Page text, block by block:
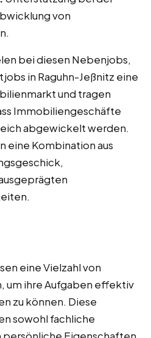
von
bei diesen Nebenjobs,
in Raguhn-Jeßnitz eine
und tragen
Immobiliengeschäfte
abgewickelt werden.
eine Kombination aus
eine Vielzahl von
um ihre Aufgaben effektiv
zu können. Diese
sowohl fachliche